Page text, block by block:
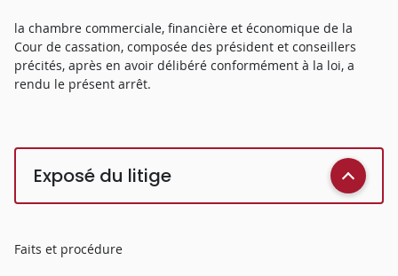
la chambre commerciale, financière et économique de la
Cour de cassation, composée des président et conseillers
précités, après en avoir délibéré conformément à la loi, a
rendu le présent arrêt.
Exposé du litige
Faits et procédure